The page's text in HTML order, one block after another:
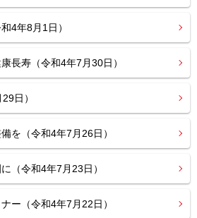
4年8月1日）
長寿（令和4年7月30日）
日）
を（令和4年7月26日）
（令和4年7月23日）
ー（令和4年7月22日）